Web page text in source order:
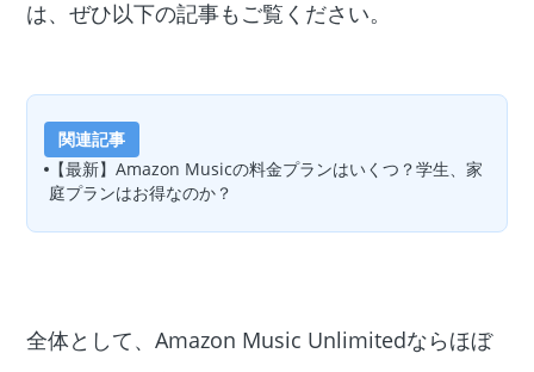
は、ぜひ以下の記事もご覧ください。
関連記事
【最新】Amazon Musicの料金プランはいくつ？学生、家
庭プランはお得なのか？
全体として、Amazon Music Unlimitedならほぼ